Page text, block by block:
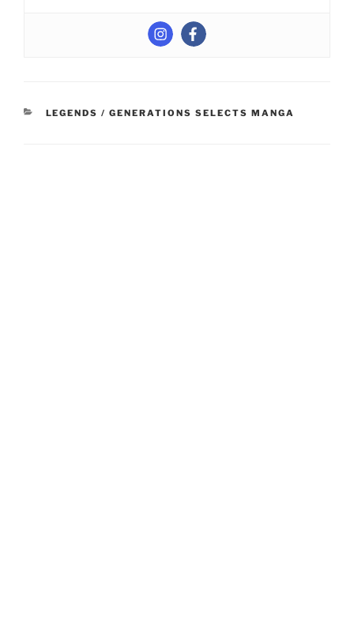
CATEGORIES
LEGENDS / GENERATIONS SELECTS MANGA